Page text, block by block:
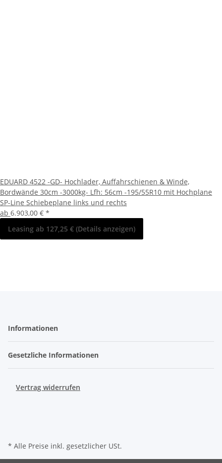
EDUARD 4522 -GD- Hochlader, Auffahrschienen & Winde,
Bordwände 30cm -3000kg- Lfh: 56cm -195/55R10 mit Hochplane
SP-Line Schiebeplane links und rechts
ab 6.903,00 € *
Leasing ab 127,25 € (Details anzeigen)
Informationen
Gesetzliche Informationen
Vertrag widerrufen
* Alle Preise inkl. gesetzlicher USt.